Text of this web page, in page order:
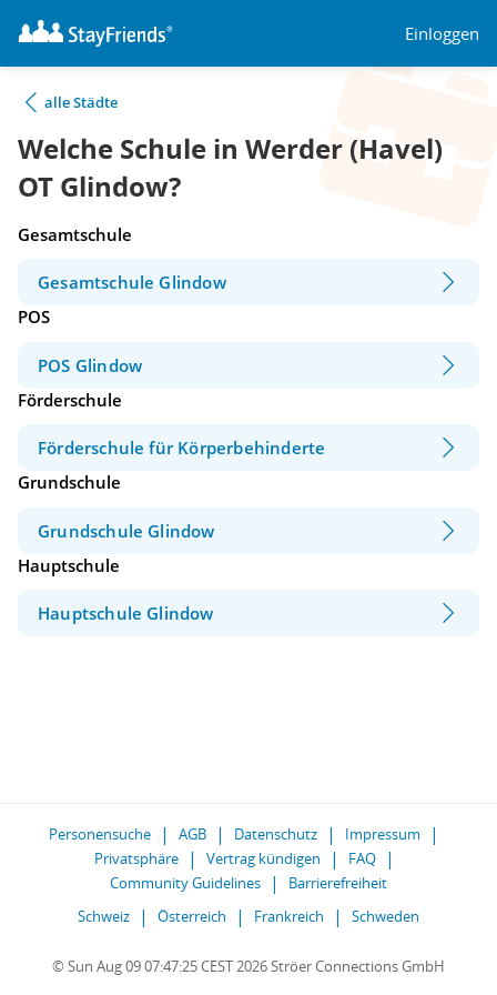
Einloggen
alle Städte
Welche Schule in Werder (Havel)
OT Glindow?
Gesamtschule
Gesamtschule Glindow
POS
POS Glindow
Förderschule
Förderschule für Körperbehinderte
Grundschule
Grundschule Glindow
Hauptschule
Hauptschule Glindow
Personensuche AGB Datenschutz
Impressum
Privatsphäre
Vertrag kündigen
FAQ
Community Guidelines
Barrierefreiheit
Schweiz
Österreich Frankreich Schweden
© Sun Aug 09 07:47:25 CEST 2026 Ströer Connections GmbH